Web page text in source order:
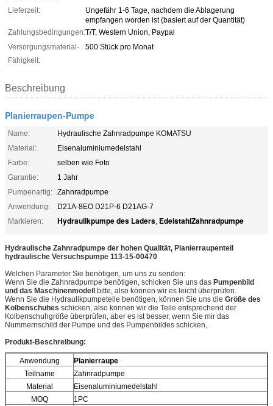
Lieferzeit:
Ungefähr 1-6 Tage, nachdem die Ablagerung
empfangen worden ist (basiert auf der Quantität)
Zahlungsbedingungen:T/T, Western Union, Paypal
Versorgungsmaterial-
Fähigkeit:
500 Stück pro Monat
Beschreibung
Planierraupen-Pumpe
Name:
Hydraulische Zahnradpumpe KOMATSU
Material:
Eisenaluminiumedelstahl
Farbe:
selben wie Foto
Garantie:
1 Jahr
Pumpenartig: Zahnradpumpe
Anwendung:
D21A-8EO D21P-6 D21AG-7
Markieren:
Hydraulikpumpe des Laders, EdelstahlZahnradpumpe
Hydraulische Zahnradpumpe der hohen Qualität, Planierraupenteil
hydraulische Versuchspumpe 113-15-00470
Welchen Parameter Sie benötigen, um uns zu senden:
Wenn Sie die Zahnradpumpe benötigen, schicken Sie uns das Pumpenbild
und das Maschinenmodell bitte, also können wir es leicht überprüfen.
Wenn Sie die Hydraulikpumpeteile benötigen, können Sie uns die Größe des
Kolbenschuhes schicken, also können wir die Teile entsprechend der
Kolbenschuhgröße überprüfen, aber es ist besser, wenn Sie mir das
Nummernschild der Pumpe und des Pumpenbildes schicken,
Produkt-Beschreibung:
Anwendung
Planierraupe
Teilname
Zahnradpumpe
Material
Eisenaluminiumedelstahl
MOQ
1PC